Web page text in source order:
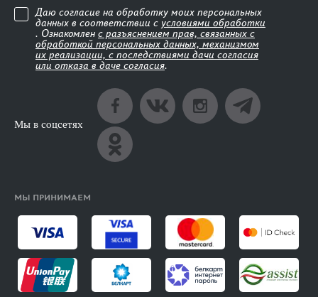
Даю согласие на обработку моих персональных
данных в соответствии с условиями обработки
. Ознакомлен с разъяснением прав, связанных с
обработкой персональных данных, механизмом
их реализации, с последствиями дачи согласия
или отказа в даче согласия.
Мы в соцсетях
МЫ ПРИНИМАЕМ